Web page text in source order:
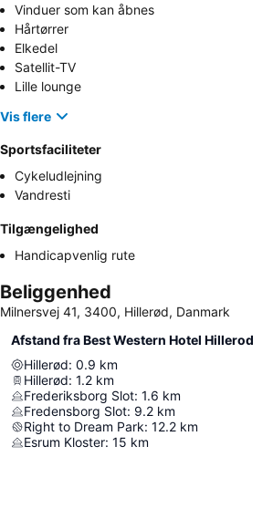
Vinduer som kan åbnes
Hårtørrer
Elkedel
Satellit-TV
Lille lounge
Vis flere
Sportsfaciliteter
Cykeludlejning
Vandresti
Tilgængelighed
Handicapvenlig rute
Beliggenhed
Milnersvej 41, 3400, Hillerød, Danmark
Afstand fra Best Western Hotel Hillerod
Hillerød: 0.9 km
Hillerød: 1.2 km
Frederiksborg Slot: 1.6 km
Fredensborg Slot: 9.2 km
Right to Dream Park: 12.2 km
Esrum Kloster: 15 km